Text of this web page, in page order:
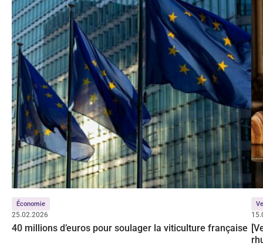
Économie
25.02.2026
40 millions d’euros pour soulager la viticulture française